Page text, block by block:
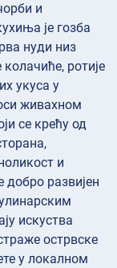
и
је гозба
нуди низ
ротије
укуса у
живахном
се крећу од
и
добро развијен
искуства
острвске
у локалном